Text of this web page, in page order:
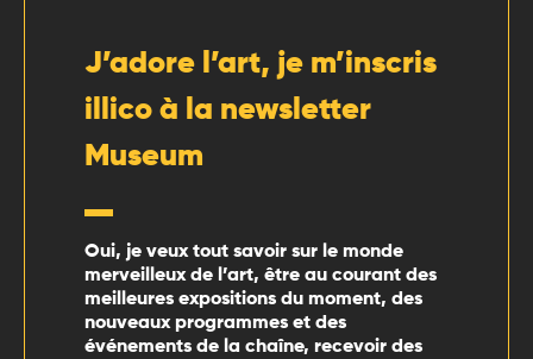
J’adore l’art, je m’inscris
illico à la newsletter
Museum
Oui, je veux tout savoir sur le monde
merveilleux de l’art, être au courant des
meilleures expositions du moment, des
nouveaux programmes et des
événements de la chaîne, recevoir des